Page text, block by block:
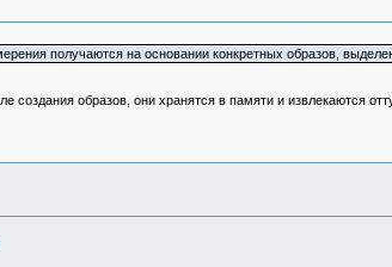
получаются на основании конкретных образов,
образов, они хранятся в памяти и извлекаются